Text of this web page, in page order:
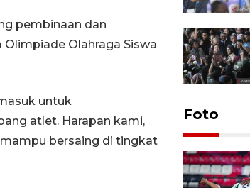
pembinaan dan
Olahraga Siswa
untuk
atlet. Harapan kami,
bersaing di tingkat
Foto
pangan murah